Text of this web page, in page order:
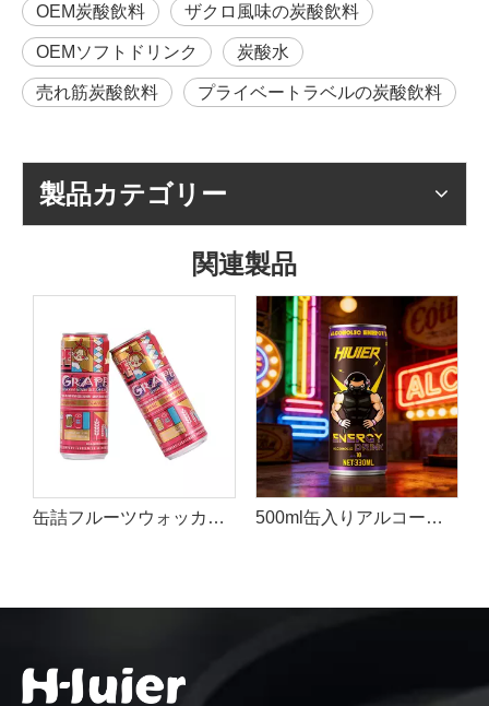
OEM炭酸飲料 ザクロ風味の炭酸飲料
OEMソフトドリンク 炭酸水
売れ筋炭酸飲料 プライベートラベルの炭酸飲料
製品カテゴリー
関連製品
缶詰フルーツウォッカフレーバーハードセルツァーカクテルドリンク 500ml缶入りアルコールエナジードリンクの卸売 |タウリン&フルーツ風味のハードエネルギー